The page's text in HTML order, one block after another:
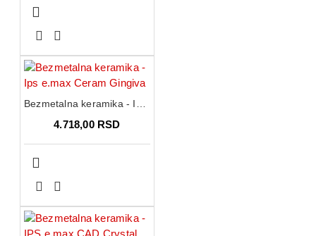
4.718,00 RSD